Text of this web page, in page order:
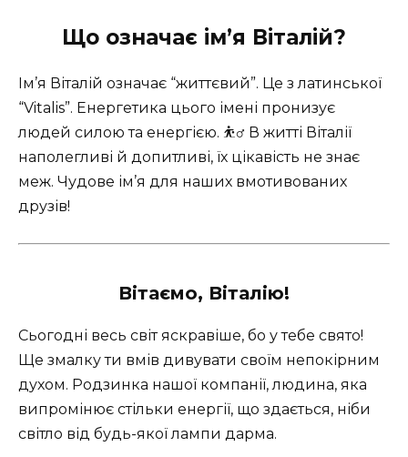
Що означає ім’я Віталій?
Ім’я Віталій означає “життєвий”. Це з латинської
“Vitalis”. Енергетика цього імені пронизує
людей силою та енергією. ⛹️‍♂️ В житті Віталії
наполегливі й допитливі, їх цікавість не знає
меж. Чудове ім’я для наших вмотивованих
друзів!
Вітаємо, Віталію!
Сьогодні весь світ яскравіше, бо у тебе свято!
Ще змалку ти вмів дивувати своїм непокірним
духом. Родзинка нашої компанії, людина, яка
випромінює стільки енергії, що здається, ніби
світло від будь-якої лампи дарма.